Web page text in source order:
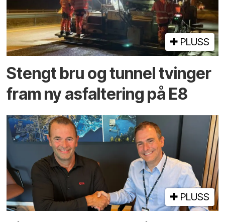
PLUSS
Stengt bru og tunnel tvinger
fram ny asfaltering på E8
PLUSS